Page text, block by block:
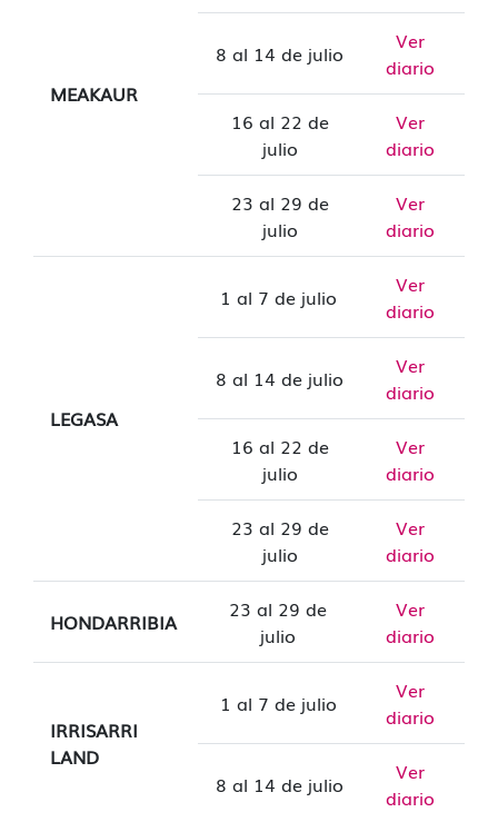
MEAKAUR
8 al 14 de julio
Ver
diario
16 al 22 de
julio
Ver
diario
23 al 29 de
julio
Ver
diario
LEGASA
1 al 7 de julio
Ver
diario
8 al 14 de julio
Ver
diario
16 al 22 de
julio
Ver
diario
23 al 29 de
julio
Ver
diario
HONDARRIBIA
23 al 29 de
julio
Ver
diario
IRRISARRI
LAND
1 al 7 de julio
Ver
diario
8 al 14 de julio
Ver
diario